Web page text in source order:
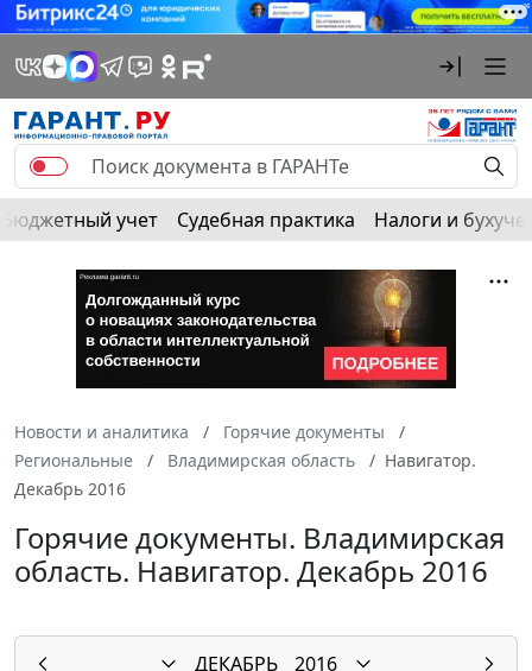
Бюджетный учет Судебная практика Налоги и
Новости и аналитика
Горячие документы
Региональные
Владимирская область
Навигатор.
Декабрь 2016
Горячие документы. Владимирская
область. Навигатор. Декабрь 2016
ДЕКАБРЬ
2016